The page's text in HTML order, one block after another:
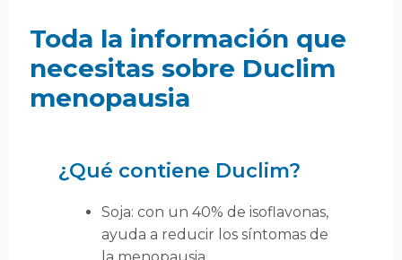
Toda la información que
necesitas sobre Duclim
menopausia
¿Qué contiene Duclim?
Soja: con un 40% de isoflavonas,
ayuda a reducir los síntomas de